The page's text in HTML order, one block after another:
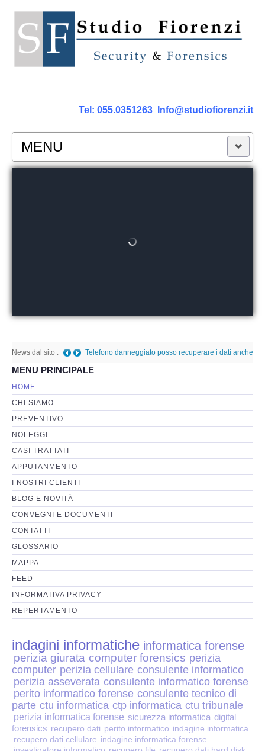
Tel: 055.0351263 Info@studiofiorenzi.it
MENU
Perizia Smartphone Tablet,Cell.
Perzia su Software/Programmi
Perizia Fonica e Trascrizioni
Perizia su Social Network
Perizia Web Reputation
Perizia Host e Mainframe
Perizia Contratti ICT
Perizia Disp. Elettronici
Perizia Stalking
Perizia Cyber Bullismo
Incarichi CTU e CTP
Perizia Centralini PBX e VOIP
Perizia Estimo
Perizia Documento informatico
Perizia Cloud
News dal sito : Telefono danneggiato posso recuperare i dati anche
a fini giudiziari?
MENU PRINCIPALE
HOME
CHI SIAMO
PREVENTIVO
NOLEGGI
CASI TRATTATI
APPUTANMENTO
I NOSTRI CLIENTI
BLOG E NOVITÀ
CONVEGNI E DOCUMENTI
CONTATTI
GLOSSARIO
MAPPA
FEED
INFORMATIVA PRIVACY
REPERTAMENTO
indagini informatiche informatica forense
perizia giurata computer forensics perizia
computer perizia cellulare consulente informatico
perizia asseverata consulente informatico forense
perito informatico forense consulente tecnico di
parte ctu informatica ctp informatica ctu tribunale
perizia informatica forense sicurezza informatica digital
forensics recupero dati perito informatico indagine informatica
recupero dati cellulare indagine informatica forense